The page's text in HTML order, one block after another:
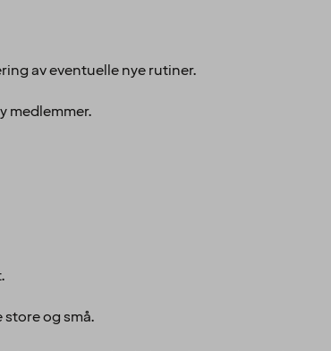
av eventuelle nye rutiner.
medlemmer.
store og små.